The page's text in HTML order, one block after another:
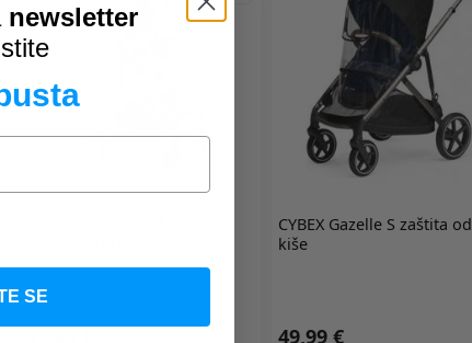
CYBEXGazelle S zaštita od
kiše
49,99 €
newsletter
SE